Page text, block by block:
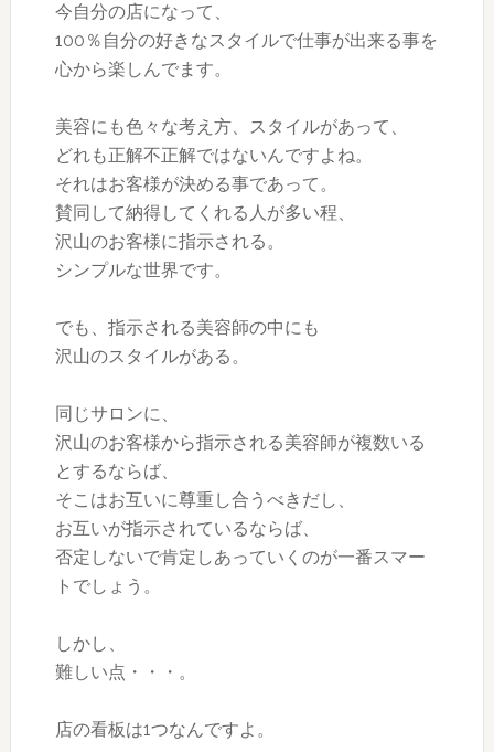
今自分の店になって、
100％自分の好きなスタイルで仕事が出来る事を
心から楽しんでます。
美容にも色々な考え方、スタイルがあって、
どれも正解不正解ではないんですよね。
それはお客様が決める事であって。
賛同して納得してくれる人が多い程、
沢山のお客様に指示される。
シンプルな世界です。
でも、指示される美容師の中にも
沢山のスタイルがある。
同じサロンに、
沢山のお客様から指示される美容師が複数いる
とするならば、
そこはお互いに尊重し合うべきだし、
お互いが指示されているならば、
否定しないで肯定しあっていくのが一番スマー
トでしょう。
しかし、
難しい点・・・。
店の看板は1つなんですよ。